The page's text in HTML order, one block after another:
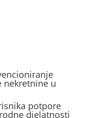
nekretnine u
potpore
djelatnosti